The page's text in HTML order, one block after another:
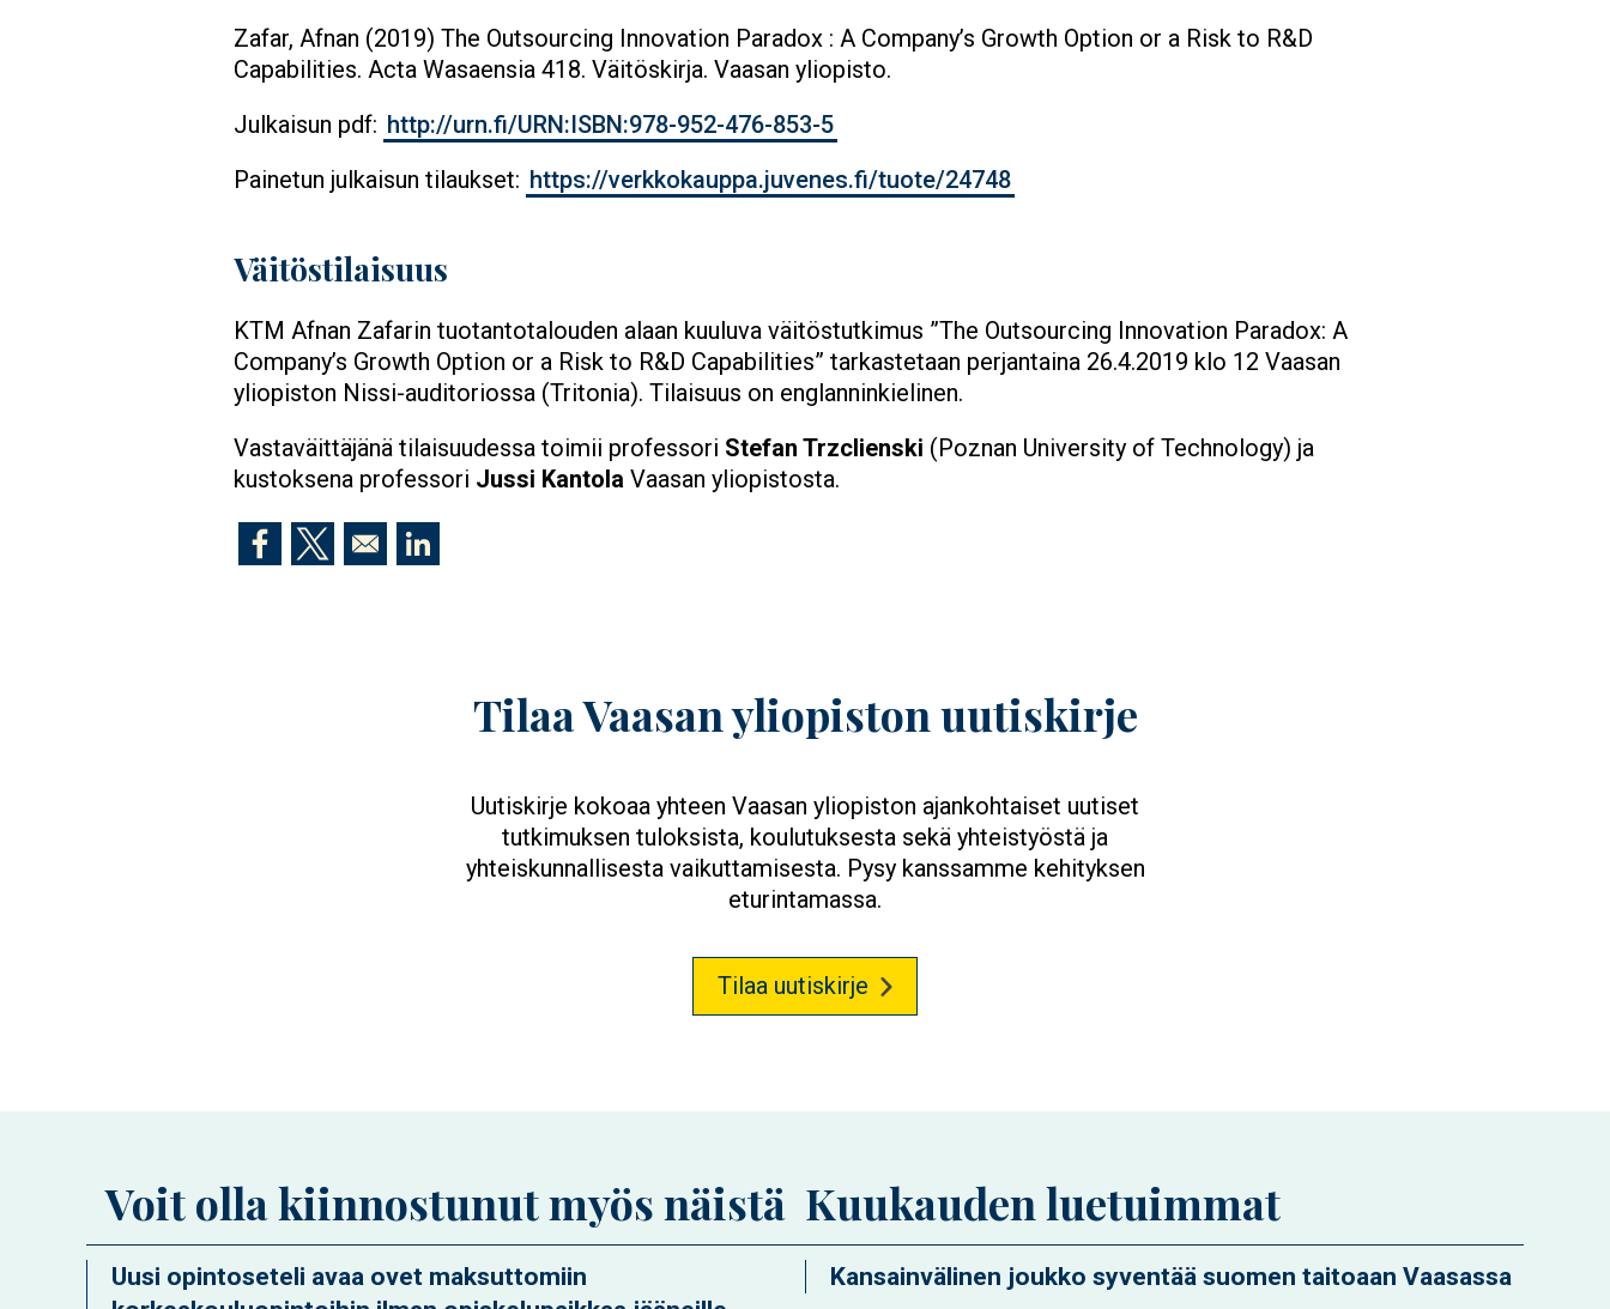
Zafar, Afnan (2019) The Outsourcing Innovation Paradox : A Company’s Growth Option or a Risk to R&D
Capabilities. Acta Wasaensia 418. Väitöskirja. Vaasan yliopisto.
Julkaisun pdf: http://urn.fi/URN:ISBN:978-952-476-853-5
Painetun julkaisun tilaukset: https://verkkokauppa.juvenes.fi/tuote/24748
Väitöstilaisuus
KTM Afnan Zafarin tuotantotalouden alaan kuuluva väitöstutkimus ”The Outsourcing Innovation Paradox: A
Company’s Growth Option or a Risk to R&D Capabilities” tarkastetaan perjantaina 26.4.2019 klo 12 Vaasan
yliopiston Nissi-auditoriossa (Tritonia). Tilaisuus on englanninkielinen.
Vastaväittäjänä tilaisuudessa toimii professori Stefan Trzclienski (Poznan University of Technology) ja
kustoksena professori Jussi Kantola Vaasan yliopistosta.
Opens in a new window
Opens in a new windowOpens in a new window
Tilaa Vaasan yliopiston uutiskirje
Uutiskirje kokoaa yhteen Vaasan yliopiston ajankohtaiset uutiset
tutkimuksen tuloksista, koulutuksesta sekä yhteistyöstä ja
yhteiskunnallisesta vaikuttamisesta. Pysy kanssamme kehityksen
eturintamassa.
Tilaa uutiskirje
Voit olla kiinnostunut myös näistä
Uusi opintoseteli avaa ovet maksuttomiin
Kuukauden luetuimmat
Kansainvälinen joukko syventää suomen taitoaan Vaasassa